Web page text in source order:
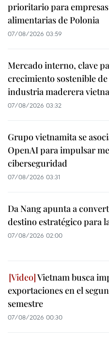
prioritario para empresas
alimentarias de Polonia
07/08/2026 03:59
Mercado interno, clave
crecimiento sostenible de
industria maderera
07/08/2026 03:32
Grupo vietnamita se
OpenAI para impulsar
ciberseguridad
07/08/2026 03:31
Da Nang apunta a
destino estratégico para
07/08/2026 02:00
Vietnam busca
exportaciones en el
semestre
07/08/2026 00:30